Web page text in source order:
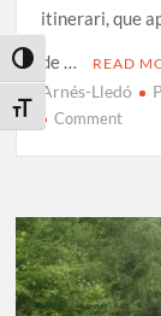
Toggle High
Toggle Font size
itinerari, que
de …
READ
Arnés-Lledó
Commenton
la
Terra
Alta:
Guia